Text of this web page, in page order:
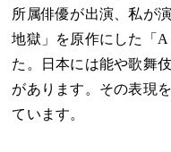
所属俳優が出演、私が
地獄」を原作にした「A
た。日本には能や歌舞
があります。その表現
ています。